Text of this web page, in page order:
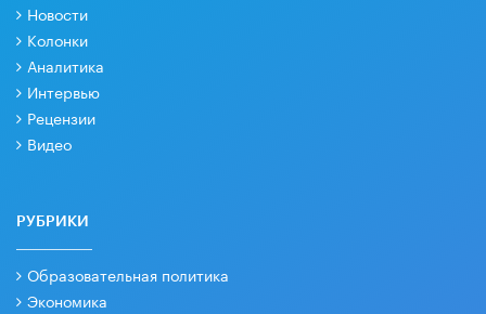
Новости
Колонки
Аналитика
Интервью
Рецензии
Видео
РУБРИКИ
Образовательная политика
Экономика